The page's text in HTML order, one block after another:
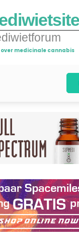
over medicinale cannabis